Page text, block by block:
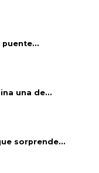
una de...
sorprende...